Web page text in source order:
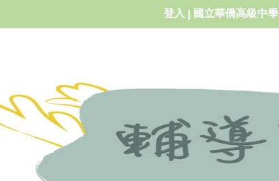
登入 | 國立華僑高級中學